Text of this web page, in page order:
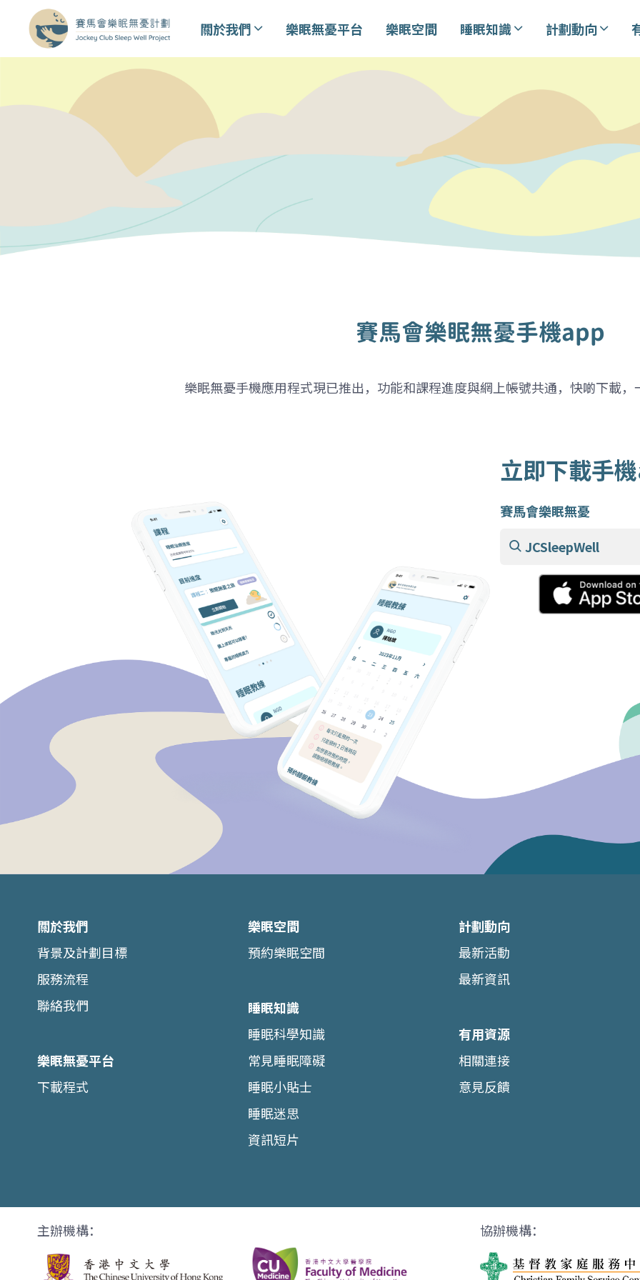
關於我們 樂眠無憂平台 樂眠空間 睡眠知識 計劃動向
賽馬會樂眠無憂手機app
樂眠無憂手機應用程式現已推出，功能和課程進度與網上帳號共通，快啲下載
立即下載手
賽馬會樂眠無憂
JCSleepWell
關於我們
背景及計劃目標
服務流程
聯絡我們
樂眠無憂平台
下載程式
樂眠空間
預約樂眠空間
睡眠知識
睡眠科學知識
常見睡眠障礙
睡眠小貼士
睡眠迷思
資訊短片
計劃動向
最新活動
最新資訊
有用資源
相關連接
意見反饋
主辦機構： 協辦機構：